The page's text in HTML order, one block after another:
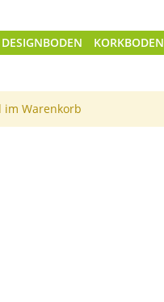
DESIGNBODEN KORKBODEN
im Warenkorb